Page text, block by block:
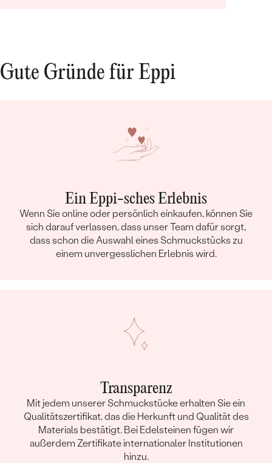
Gute Gründe für Eppi
Ein Eppi-sches Erlebnis
Wenn Sie online oder persönlich einkaufen, können Sie
sich darauf verlassen, dass unser Team dafür sorgt,
dass schon die Auswahl eines Schmuckstücks zu
einem unvergesslichen Erlebnis wird.
Transparenz
Mit jedem unserer Schmuckstücke erhalten Sie ein
Qualitätszertifikat, das die Herkunft und Qualität des
Materials bestätigt. Bei Edelsteinen fügen wir
außerdem Zertifikate internationaler Institutionen
hinzu.